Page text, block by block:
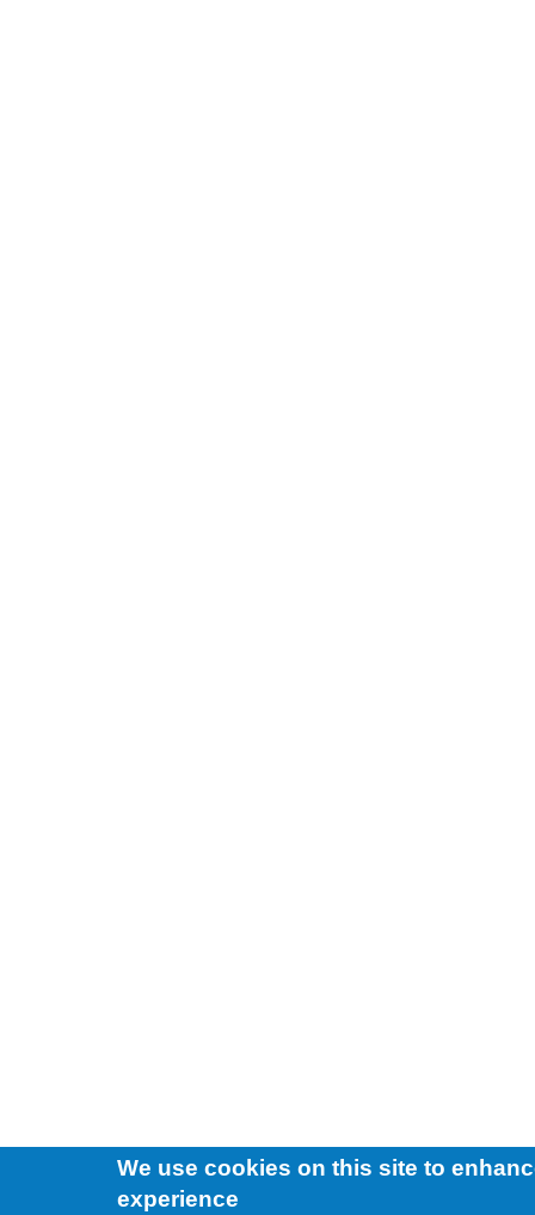
We use cookies on this site to
experience